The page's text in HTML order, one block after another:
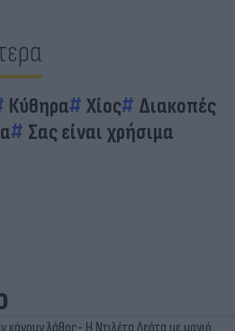
Κύθηρα Χίος
Διακοπές
Σας είναι χρήσιμα